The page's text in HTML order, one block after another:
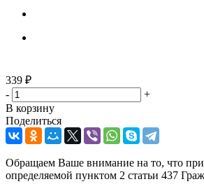
339 ₽
-
+
В корзину
Поделиться
Обращаем Ваше внимание на то, что
определяемой пунктом 2 статьи 437